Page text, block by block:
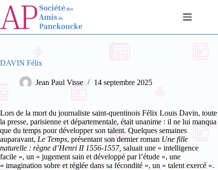
Passer
contenu
DAVIN Félix
Jean Paul Visse 14 septembre 2025
Lors de la mort du journaliste saint-quentinois Félix Louis Davin, toute
la presse, parisienne et départementale, était unanime : il ne lui manqua
que du temps pour développer son talent. Quelques semaines
auparavant,Le Temps, présentant son dernier roman Une fille
naturelle : règne d’Henri II 1556-1557, saluait une « intelligence
facile », un « jugement sain et développé par l’étude », une
« imagination sobre et réglée dans sa fécondité », un « talent exercé ».